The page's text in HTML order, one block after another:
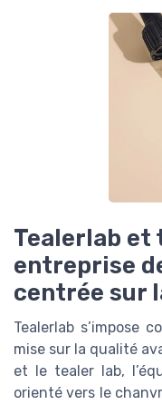
Tealerlab et
entreprise
centrée sur
Tealerlab s’impose
mise sur la qualité
et le tealer lab,
orienté vers le